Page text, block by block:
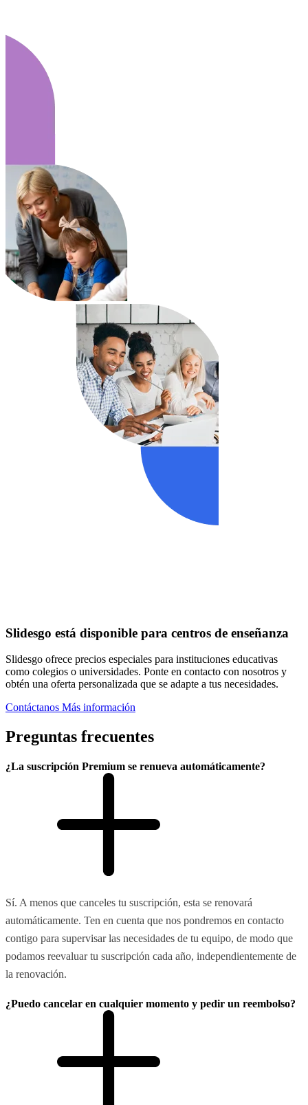
Slidesgo está disponible para centros de enseñanza
Slidesgo ofrece precios especiales para instituciones educativas
como colegios o universidades. Ponte en contacto con nosotros y
obtén una oferta personalizada que se adapte a tus necesidades.
Contáctanos Más información
Preguntas frecuentes
¿La suscripción Premium se renueva automáticamente?
Sí. A menos que canceles tu suscripción, esta se renovará
automáticamente. Ten en cuenta que nos pondremos en contacto
contigo para supervisar las necesidades de tu equipo, de modo que
podamos reevaluar tu suscripción cada año, independientemente de
la renovación.
¿Puedo cancelar en cualquier momento y pedir un reembolso?